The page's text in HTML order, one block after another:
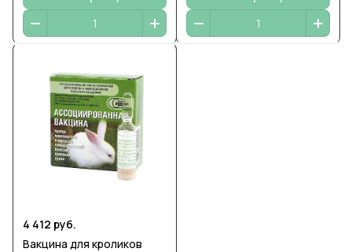
4 412 руб.
Вакцина для кроликов